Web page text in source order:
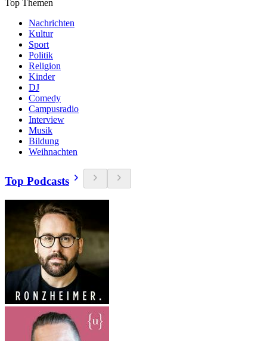
Top Themen
Nachrichten
Kultur
Sport
Politik
Religion
Kinder
DJ
Comedy
Campusradio
Interview
Musik
Bildung
Weihnachten
Top Podcasts